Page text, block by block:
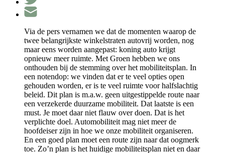
Via de pers vernamen we dat de momenten waarop de
twee belangrijkste winkelstraten autovrij worden, nog
maar eens worden aangepast: koning auto krijgt
opnieuw meer ruimte. Met Groen hebben we ons
onthouden bij de stemming over het mobiliteitsplan. In
een notendop: we vinden dat er te veel opties open
gehouden worden, er is te veel ruimte voor halfslachtig
beleid. Dit plan is m.a.w. geen uitgestippelde route naar
een verzekerde duurzame mobiliteit. Dat laatste is een
must. Je moet daar niet flauw over doen. Dat is het
verplichte doel. Automobiliteit mag niet meer de
hoofdeiser zijn in hoe we onze mobiliteit organiseren.
En een goed plan moet een route zijn naar dat oogmerk
toe. Zo’n plan is het huidige mobiliteitsplan niet en daar